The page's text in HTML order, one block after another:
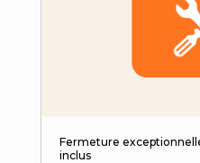
Fermeture
inclus